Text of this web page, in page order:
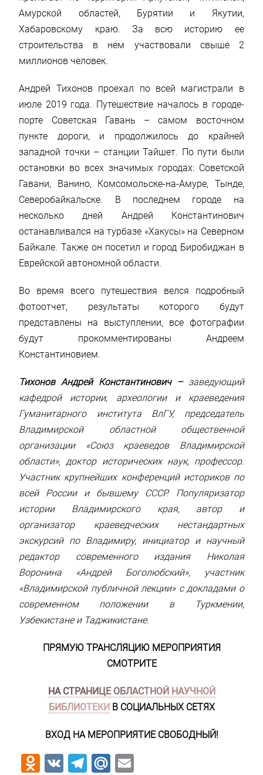
Амурской областей, Бурятии и Якутии,
Хабаровскому краю. За всю историю ее
строительства в нем участвовали свыше 2
миллионов человек.
Андрей Тихонов проехал по всей магистрали в
июле 2019 года. Путешествие началось в городе-
порте Советская Гавань – самом восточном
пункте дороги, и продолжилось до крайней
западной точки – станции Тайшет. По пути были
остановки во всех значимых городах: Советской
Гавани, Ванино, Комсомольске-на-Амуре, Тынде,
Северобайкальске. В последнем городе на
несколько дней Андрей Константинович
останавливался на турбазе «Хакусы» на Северном
Байкале. Также он посетил и город Биробиджан в
Еврейской автономной области.
Во время всего путешествия велся подробный
фотоотчет, результаты которого будут
представлены на выступлении, все фотографии
будут прокомментированы Андреем
Константиновием.
Тихонов Андрей Константинович – заведующий
кафедрой истории, археологии и краеведения
Гуманитарного института ВлГУ, председатель
Владимирской областной общественной
организации «Союз краеведов Владимирской
области», доктор исторических наук, профессор.
Участник крупнейших конференций историков по
всей России и бывшему СССР. Популяризатор
истории Владимирского края, автор и
организатор краеведческих нестандартных
экскурсий по Владимиру, инициатор и научный
редактор современного издания Николая
Воронина «Андрей Боголюбский», участник
«Владимирской публичной лекции» с докладами о
современном положении в Туркмении,
Узбекистане и Таджикистане.
ПРЯМУЮ ТРАНСЛЯЦИЮ МЕРОПРИЯТИЯ
СМОТРИТЕ
НА СТРАНИЦЕ ОБЛАСТНОЙ НАУЧНОЙ
БИБЛИОТЕКИ В СОЦИАЛЬНЫХ СЕТЯХ
ВХОД НА МЕРОПРИЯТИЕ СВОБОДНЫЙ!
Odnoklassniki
VK Telegram
Mail.Ru